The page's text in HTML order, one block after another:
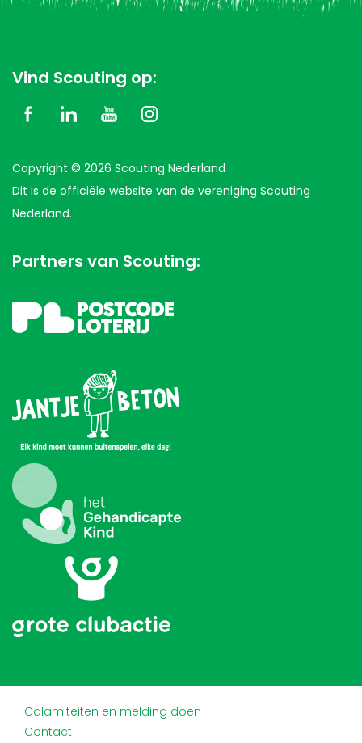
Vind Scouting op:
Copyright © 2026 Scouting Nederland
Dit is de officiële website van de vereniging Scouting
Nederland.
Partners van Scouting:
Calamiteiten en melding doen
Contact